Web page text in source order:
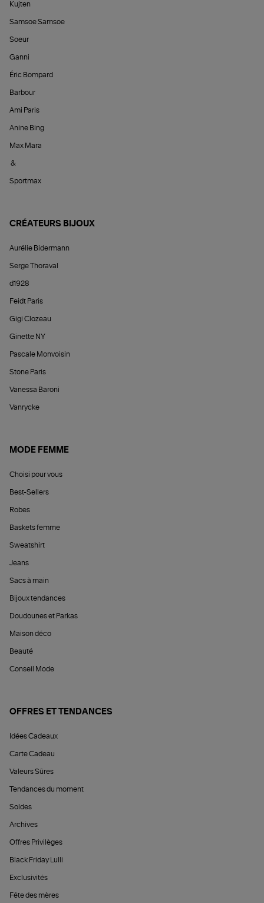
Kujten
Samsoe Samsoe
Soeur
Ganni
Éric Bompard
Barbour
Ami Paris
Anine Bing
Max Mara
&
Sportmax
CRÉATEURS BIJOUX
Aurélie Bidermann
Serge Thoraval
d1928
Feidt Paris
Gigi Clozeau
Ginette NY
Pascale Monvoisin
Stone Paris
Vanessa Baroni
Vanrycke
MODE FEMME
Choisi pour vous
Best-Sellers
Robes
Baskets femme
Sweatshirt
Jeans
Sacs à main
Bijoux tendances
Doudounes et Parkas
Maison déco
Beauté
Conseil Mode
OFFRES ET TENDANCES
Idées Cadeaux
Carte Cadeau
Valeurs Sûres
Tendances du moment
Soldes
Archives
Offres Privilèges
Black Friday Lulli
Exclusivités
Fête des mères